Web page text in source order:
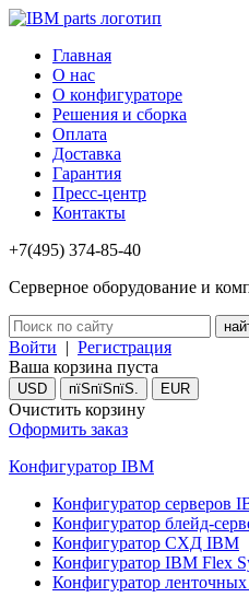
Главная
О нас
О конфигураторе
Решения и сборка
Оплата
Доставка
Гарантия
Пресс-центр
Контакты
+7(495) 374-85-40
Серверное оборудование и
Войти | Регистрация
Ваша корзина пуста
USD пїЅпїЅпїЅ. EUR
Очистить корзину
Оформить заказ
Конфигуратор IBM
Конфигуратор серверов
Конфигуратор блейд-
Конфигуратор СХД IBM
Конфигуратор IBM Flex
Конфигуратор